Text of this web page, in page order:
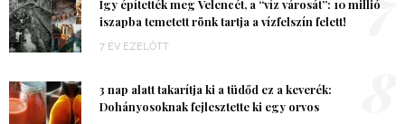
Így építették meg Velencét, a “víz városát”: 10 millió
iszapba temetett rönk tartja a vízfelszín felett!
7 ÉV EZELŐTT
3 nap alatt takarítja ki a tüdőd ez a keverék:
Dohányosoknak fejlesztette ki egy orvos